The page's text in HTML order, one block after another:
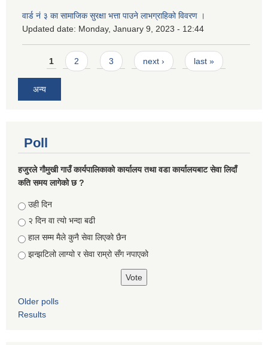
वार्ड नं ३ का सामाजिक सुरक्षा भत्ता पाउने लाभग्राहिको विवरण ।
Updated date: Monday, January 9, 2023 - 12:44
Pages
1 2 3 next › last »
अन्य
Poll
हजुरले गौमुखी गाउँ कार्यपालिकाको कार्यालय तथा वडा कार्यालयबाट सेवा लिदाँ
कति समय लागेको छ ?
Choices
उही दिन
२ दिन वा त्यो भन्दा बढी
हाल सम्म मैले कुनै सेवा लिएको छैन
झन्झटिलो लाग्यो र सेवा राम्रो सँग नपाएको
Older polls
Results